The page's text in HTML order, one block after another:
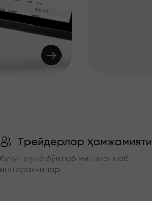
Трейдерлар ҳамжамияти
бутун дунё бўйлаб миллионлаб
иштирокчилар